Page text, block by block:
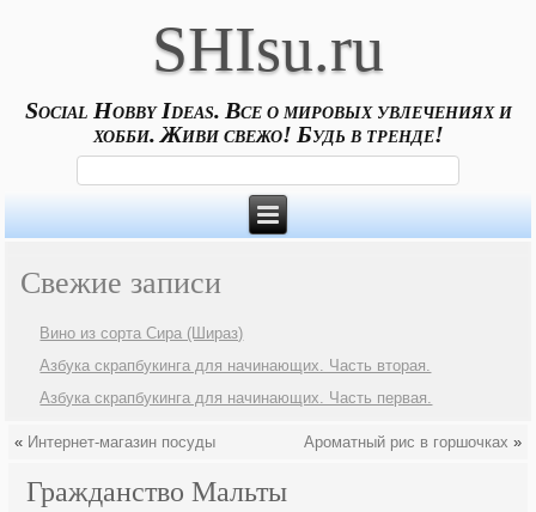
SHIsu.ru
Social Hobby Ideas. Все о мировых увлечениях и
хобби. Живи свежо! Будь в тренде!
Свежие записи
Вино из сорта Сира (Шираз)
Азбука скрапбукинга для начинающих. Часть вторая.
Азбука скрапбукинга для начинающих. Часть первая.
« Интернет-магазин посуды Ароматный рис в горшочках »
Гражданство Мальты